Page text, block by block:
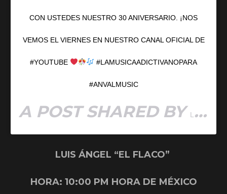
CON USTEDES NUESTRO 30 ANIVERSARIO. ¡NOS
VEMOS EL VIERNES EN NUESTRO CANAL OFICIAL DE
#YOUTUBE #LAMUSICAADICTIVANOPARA
#ANVALMUSIC
A POST SHARED BY LA ADICTIVA
LUIS ÁNGEL “EL FLACO”
HORA: 10:00 PM HORA DE MÉXICO